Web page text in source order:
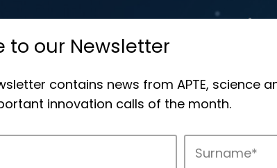
to our Newsletter
contains news from APTE, science
innovation calls of the month.